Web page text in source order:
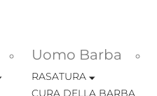
Uomo Barba
RASATURA
CURA DELLA BARBA